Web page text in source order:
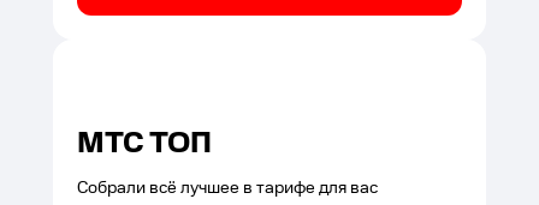
МТС ТОП
Собрали всё лучшее в тарифе для вас